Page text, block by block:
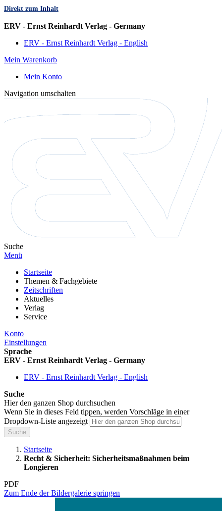
Direkt zum Inhalt
ERV - Ernst Reinhardt Verlag - Germany
ERV - Ernst Reinhardt Verlag - English
Mein Warenkorb
Mein Konto
Navigation umschalten
Suche
Menü
Startseite
Themen & Fachgebiete
Zeitschriften
Aktuelles
Verlag
Service
Konto
Einstellungen
Sprache
ERV - Ernst Reinhardt Verlag - Germany
ERV - Ernst Reinhardt Verlag - English
Suche
Hier den ganzen Shop durchsuchen
Wenn Sie in dieses Feld tippen, werden Vorschläge in einer
Dropdown-Liste angezeigt
Suche
Startseite
Recht & Sicherheit: Sicherheitsmaßnahmen beim
Longieren
PDF
Zum Ende der Bildergalerie springen